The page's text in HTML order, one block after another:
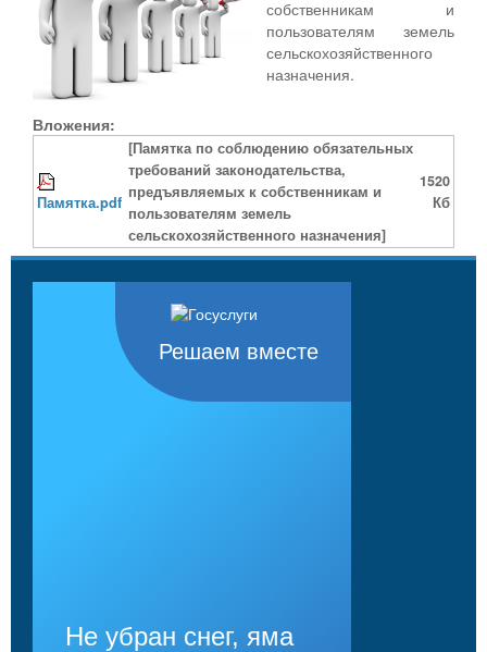
собственникам и
пользователям земель
сельскохозяйственного
назначения.
Вложения:
Памятка.pdf
[Памятка по соблюдению обязательных
требований законодательства,
предъявляемых к собственникам и
пользователям земель
сельскохозяйственного назначения]
1520
Кб
Решаем вместе
Не убран снег, яма